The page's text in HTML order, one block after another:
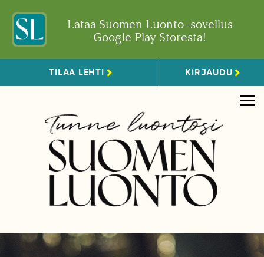
Lataa Suomen Luonto -sovellus
Google Play Storesta!
TILAA LEHTI KIRJAUDU